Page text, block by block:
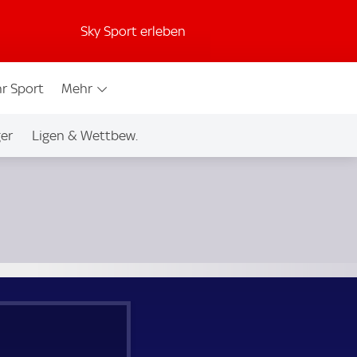
Sky Sport erleben
Sport Mehr
Ligen & Wettbew.